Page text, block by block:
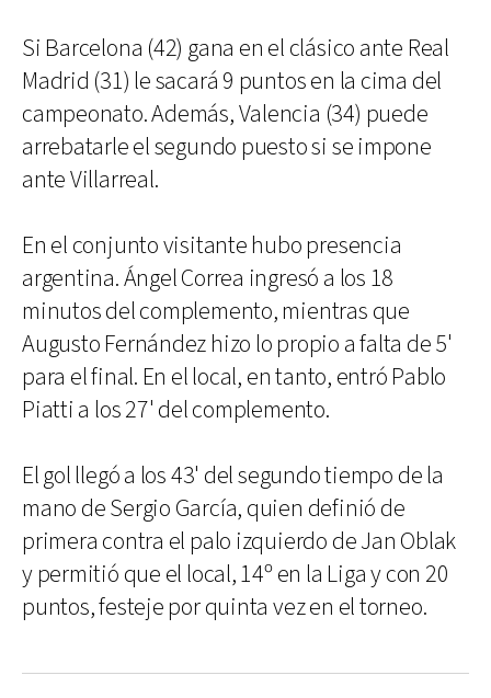
Si Barcelona (42) gana en el clásico ante Real
Madrid (31) le sacará 9 puntos en la cima del
campeonato. Además, Valencia (34) puede
arrebatarle el segundo puesto si se impone
ante Villarreal.
En el conjunto visitante hubo presencia
argentina. Ángel Correa ingresó a los 18
minutos del complemento, mientras que
Augusto Fernández hizo lo propio a falta de 5'
para el final. En el local, en tanto, entró Pablo
Piatti a los 27' del complemento.
El gol llegó a los 43' del segundo tiempo de la
mano de Sergio García, quien definió de
primera contra el palo izquierdo de Jan Oblak
y permitió que el local, 14º en la Liga y con 20
puntos, festeje por quinta vez en el torneo.